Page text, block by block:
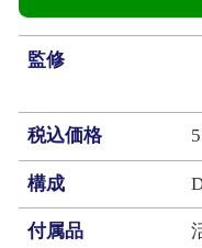
監修
税込価格
構成
付属品